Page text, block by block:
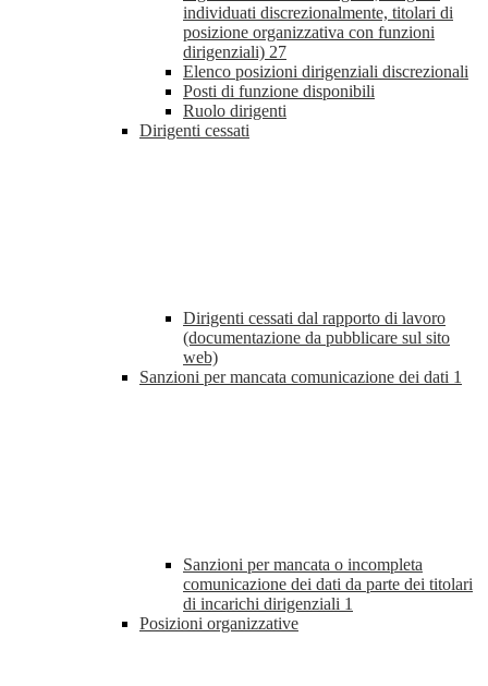
individuati discrezionalmente, titolari di
posizione organizzativa con funzioni
dirigenziali) 27
Elenco posizioni dirigenziali discrezionali
Posti di funzione disponibili
Ruolo dirigenti
Dirigenti cessati
Dirigenti cessati dal rapporto di lavoro
(documentazione da pubblicare sul sito
web)
Sanzioni per mancata comunicazione dei dati 1
Sanzioni per mancata o incompleta
comunicazione dei dati da parte dei titolari
di incarichi dirigenziali 1
Posizioni organizzative